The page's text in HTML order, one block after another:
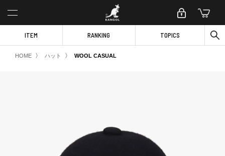
ITEM RANKING TOPICS
HOME 〉 ハット 〉 WOOL CASUAL